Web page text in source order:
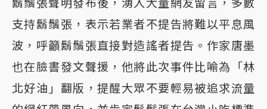
鬍鬚張聲明發布後，湧入大量網友留言，多數
支持鬍鬚張，表示若業者不提告將難以平息風
波，呼籲鬍鬚張直接對造謠者提告。作家唐墨
也在臉書發文聲援，他將此次事件比喻為「林
北好油」翻版，提醒大眾不要輕易被追求流量